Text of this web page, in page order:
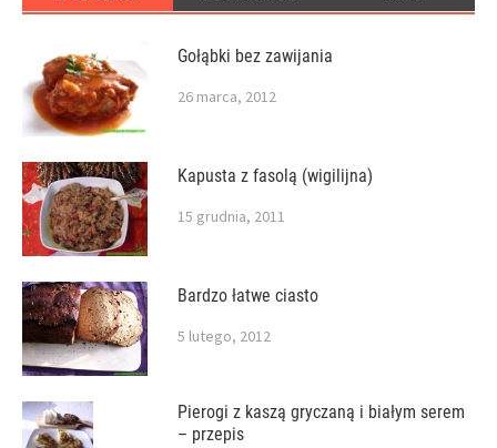
Gołąbki bez zawijania
26 marca, 2012
Kapusta z fasolą (wigilijna)
15 grudnia, 2011
Bardzo łatwe ciasto
5 lutego, 2012
Pierogi z kaszą gryczaną i białym serem
– przepis